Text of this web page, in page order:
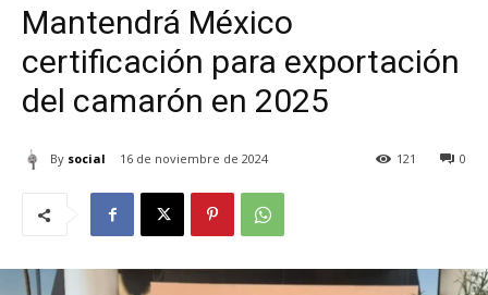
Mantendrá México
certificación para exportación
del camarón en 2025
By social 16 de noviembre de 2024 0
121